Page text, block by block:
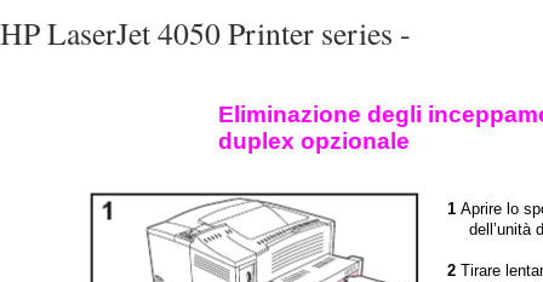
HP LaserJet 4050 Printer series -
Eliminazione degli
duplex opzionale
1 Aprire lo
dell’unità
2 Tirare